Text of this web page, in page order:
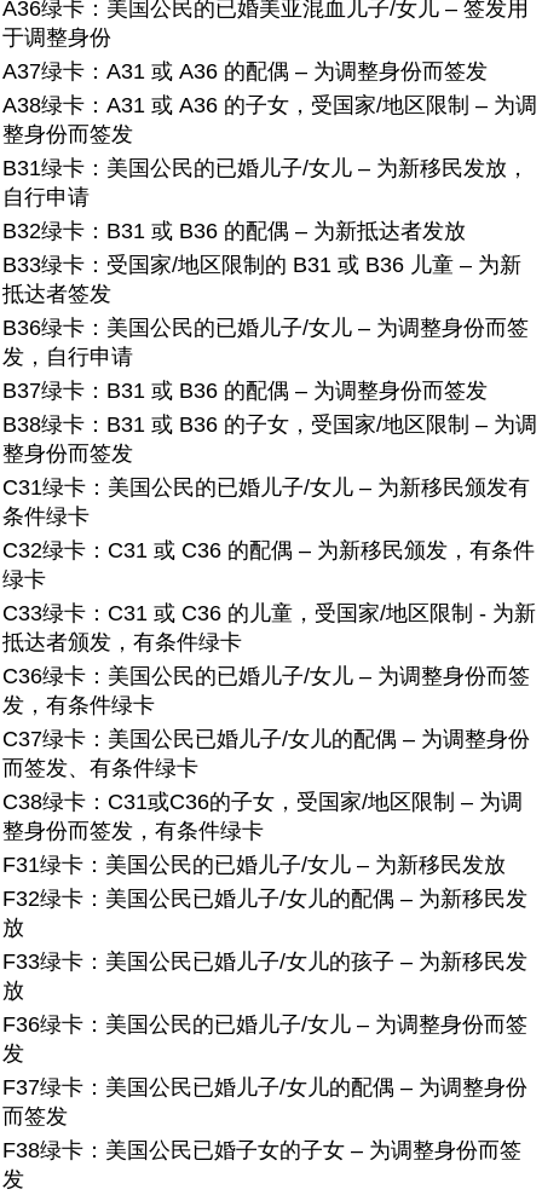
A36绿卡：美国公民的已婚美亚混血儿子/女儿 – 签发用
于调整身份
A37绿卡： A31 或 A36 的配偶 – 为调整身份而签发
A38绿卡： A31 或 A36 的子女，受国家/地区限制 – 为调
整身份而签发
B31绿卡： 美国公民的已婚儿子/女儿 – 为新移民发放，
自行申请
B32绿卡： B31 或 B36 的配偶 – 为新抵达者发放
B33绿卡： 受国家/地区限制的 B31 或 B36 儿童 – 为新
抵达者签发
B36绿卡： 美国公民的已婚儿子/女儿 – 为调整身份而签
发，自行申请
B37绿卡： B31 或 B36 的配偶 – 为调整身份而签发
B38绿卡： B31 或 B36 的子女，受国家/地区限制 – 为调
整身份而签发
C31绿卡： 美国公民的已婚儿子/女儿 – 为新移民颁发有
条件绿卡
C32绿卡： C31 或 C36 的配偶 – 为新移民颁发，有条件
绿卡
C33绿卡： C31 或 C36 的儿童，受国家/地区限制 - 为新
抵达者颁发，有条件绿卡
C36绿卡： 美国公民的已婚儿子/女儿 – 为调整身份而签
发，有条件绿卡
C37绿卡： 美国公民已婚儿子/女儿的配偶 – 为调整身份
而签发、有条件绿卡
C38绿卡： C31或C36的子女，受国家/地区限制 – 为调
整身份而签发，有条件绿卡
F31绿卡： 美国公民的已婚儿子/女儿 – 为新移民发放
F32绿卡： 美国公民已婚儿子/女儿的配偶 – 为新移民发
放
F33绿卡： 美国公民已婚儿子/女儿的孩子 – 为新移民发
放
F36绿卡： 美国公民的已婚儿子/女儿 – 为调整身份而签
发
F37绿卡： 美国公民已婚儿子/女儿的配偶 – 为调整身份
而签发
F38绿卡： 美国公民已婚子女的子女 – 为调整身份而签
发